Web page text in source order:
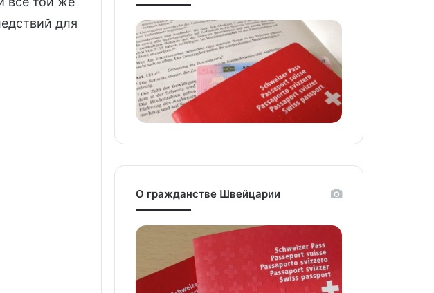
для
О гражданстве Швейцарии